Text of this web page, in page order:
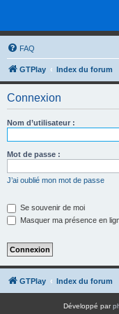
FAQ
GTPlay Index du forum
Connexion
Nom d’utilisateur :
Mot de passe :
J’ai oublié mon mot de passe
Se souvenir de moi
Masquer ma présence en
GTPlay Index du forum
Développé par